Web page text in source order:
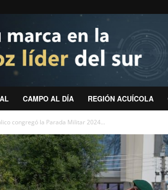
CAMPO AL DÍA REGIÓN ACUÍCOLA
congregó la Parada Militar 2024...